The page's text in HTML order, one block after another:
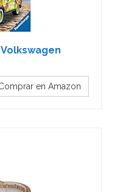
en Amazon